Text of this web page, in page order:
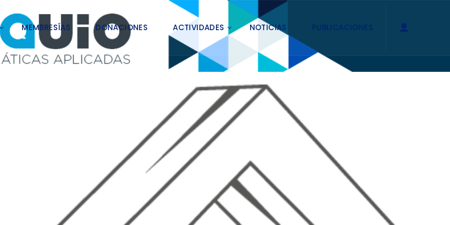
MEMBRESÍAS DONACIONES ACTIVIDADES NOTICIAS PUBLICACIONES